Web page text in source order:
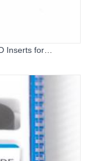
Inserts for